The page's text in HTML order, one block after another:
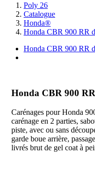
Poly 26
Catalogue
Honda®
Honda CBR 900 RR
Honda CBR 900 RR
Honda CBR 900
Carénages pour Honda
carénage en 2 parties,
piste, avec ou sans
garde boue arrière,
livrés brut de gel coat à